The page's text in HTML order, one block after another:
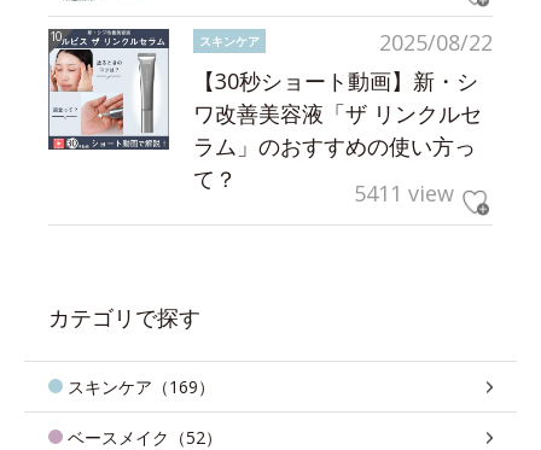
2025/08/22
スキンケア
【30秒ショート動画】新・シ
ワ改善美容液「ザ リンクルセ
ラム」のおすすめの使い方っ
て？
5411 view
カテゴリで探す
スキンケア（169）
ベースメイク（52）